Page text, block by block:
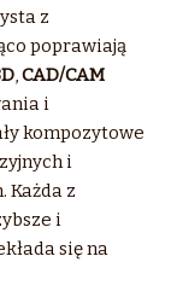
z
poprawiają
,CAD/CAM
i
kompozytowe
i
Każda z
i
się na